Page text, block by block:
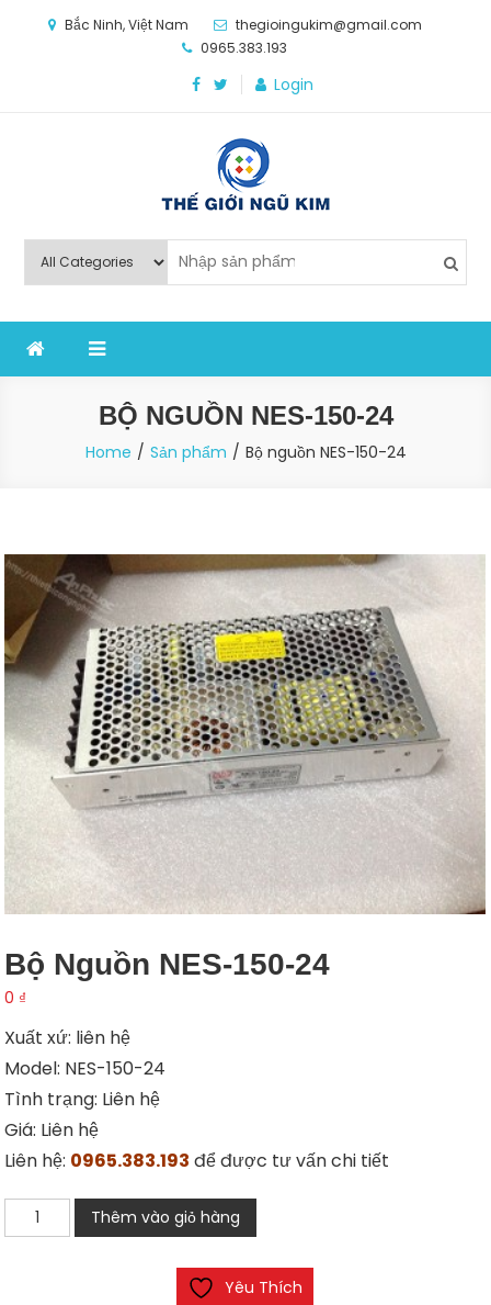
Bắc Ninh, Việt Nam
thegioingukim@gmail.com
0965.383.193
Login
Thế Giới Ngũ Kim
nghiệp sản xuất
BỘ NGUỒN NES-150-24
Home Sản phẩm Bộ nguồn NES-150-24
Bộ Nguồn NES-150-24
0 ₫
Xuất xứ: liên hệ
Model: NES-150-24
Tình trạng: Liên hệ
Giá: Liên hệ
Liên hệ: 0965.383.193 để được tư vấn chi tiết
nguồn
Thêm vào giỏ hàng
Yêu Thích